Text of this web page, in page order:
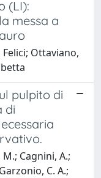
(LI):
messa a
Ottaviano,
pulpito di
di
Cagnini, A.;
C. A.;